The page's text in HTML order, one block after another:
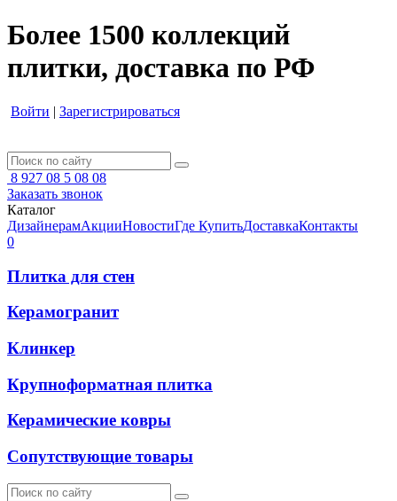
Более 1500 коллекций
плитки, доставка по РФ
Войти | Зарегистрироваться
8 927 08 5 08 08
Заказать звонок
Каталог
ДизайнерамАкцииНовостиГде КупитьДоставкаКонтакты
0
Плитка для стен
Керамогранит
Клинкер
Крупноформатная плитка
Керамические ковры
Сопутствующие товары